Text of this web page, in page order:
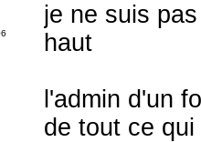
je ne suis
haut
l'admin d'un
de tout ce